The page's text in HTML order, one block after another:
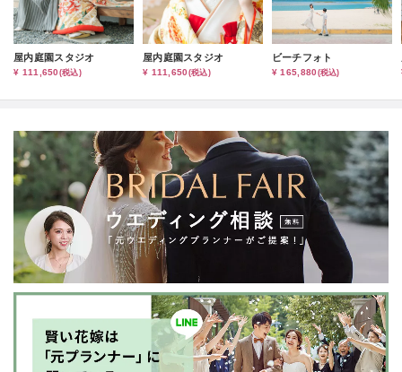
屋内庭園スタジオ
¥ 111,650(税込)
屋内庭園スタジオ
¥ 111,650(税込)
ビーチフォト
¥ 165,880(税込)